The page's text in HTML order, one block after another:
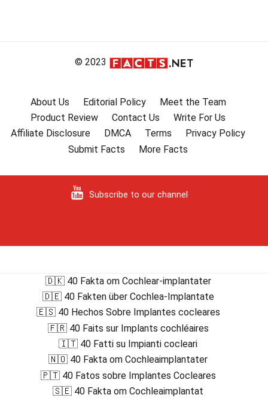
© 2023
About Us Editorial Policy
Meet the Team
Product Review
Contact Us
Write For Us
Affiliate Disclosure
DMCA Terms
Privacy Policy
Submit Facts
More Facts
Subscribe to our channel
🇩🇰 40 Fakta om Cochlear-implantater
🇩🇪 40 Fakten über Cochlea-Implantate
🇪🇸 40 Hechos Sobre Implantes cocleares
🇫🇷 40 Faits sur Implants cochléaires
🇮🇹 40 Fatti su Impianti cocleari
🇳🇴 40 Fakta om Cochleaimplantater
🇵🇹 40 Fatos sobre Implantes Cocleares
🇸🇪 40 Fakta om Cochleaimplantat